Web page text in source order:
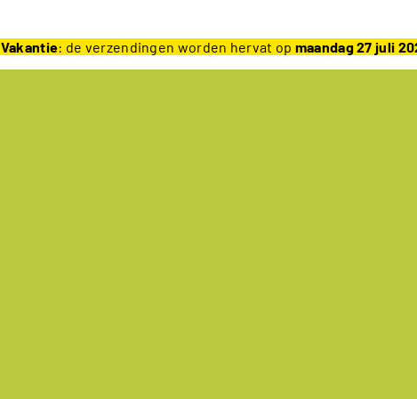
Vakantie: de verzendingen worden hervat op maandag 27 juli